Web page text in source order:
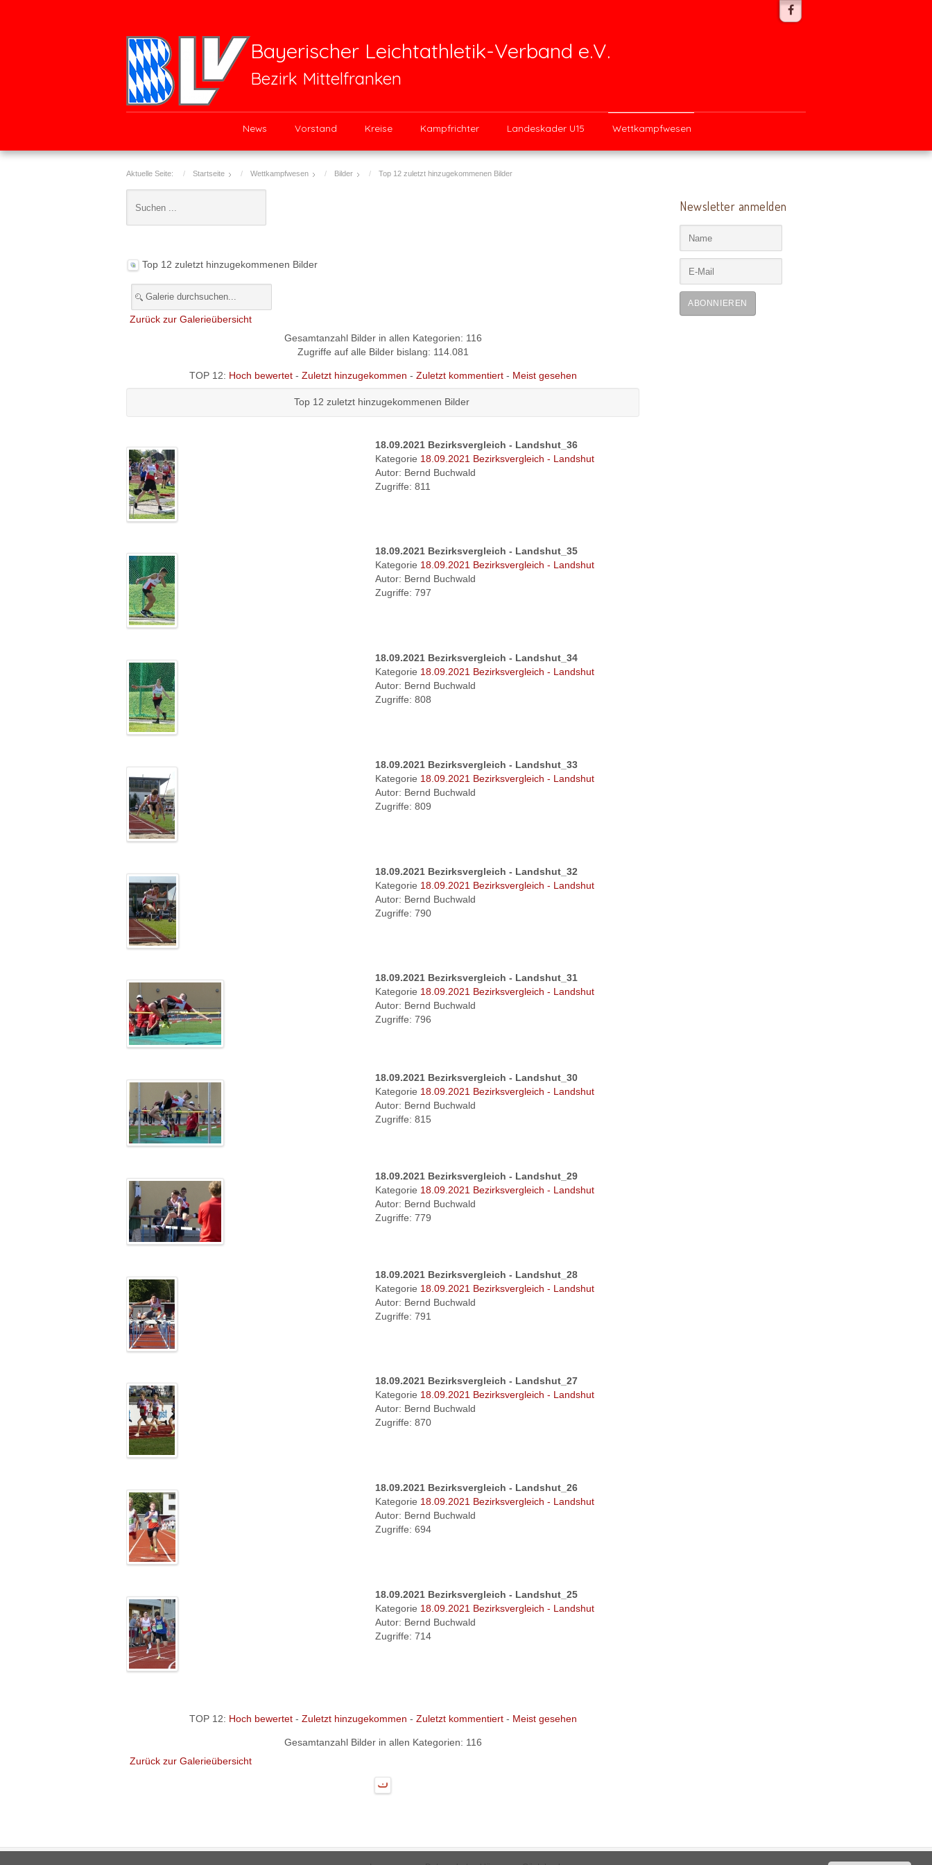
Bayerischer Leichtathletik-Verband e.V.
Bezirk Mittelfranken
News Vorstand Kreise Kampfrichter Landeskader U15 Wettkampfwesen
Aktuelle Seite: Startseite Wettkampfwesen Bilder Top 12 zuletzt hinzugekommenen Bilder
Newsletter anmelden
ABONNIEREN
Top 12 zuletzt hinzugekommenen Bilder
Zurück zur Galerieübersicht
Gesamtanzahl Bilder in allen Kategorien: 116
Zugriffe auf alle Bilder bislang: 114.081
TOP 12: Hoch bewertet- Zuletzt hinzugekommen - Zuletzt kommentiert- Meist gesehen
Top 12 zuletzt hinzugekommenen Bilder
18.09.2021 Bezirksvergleich - Landshut_36
Kategorie 18.09.2021 Bezirksvergleich - Landshut
Autor: Bernd Buchwald
Zugriffe: 811
18.09.2021 Bezirksvergleich - Landshut_35
Kategorie 18.09.2021 Bezirksvergleich - Landshut
Autor: Bernd Buchwald
Zugriffe: 797
18.09.2021 Bezirksvergleich - Landshut_34
Kategorie 18.09.2021 Bezirksvergleich - Landshut
Autor: Bernd Buchwald
Zugriffe: 808
18.09.2021 Bezirksvergleich - Landshut_33
Kategorie 18.09.2021 Bezirksvergleich - Landshut
Autor: Bernd Buchwald
Zugriffe: 809
18.09.2021 Bezirksvergleich - Landshut_32
Kategorie 18.09.2021 Bezirksvergleich - Landshut
Autor: Bernd Buchwald
Zugriffe: 790
18.09.2021 Bezirksvergleich - Landshut_31
Kategorie 18.09.2021 Bezirksvergleich - Landshut
Autor: Bernd Buchwald
Zugriffe: 796
18.09.2021 Bezirksvergleich - Landshut_30
Kategorie 18.09.2021 Bezirksvergleich - Landshut
Autor: Bernd Buchwald
Zugriffe: 815
18.09.2021 Bezirksvergleich - Landshut_29
Kategorie 18.09.2021 Bezirksvergleich - Landshut
Autor: Bernd Buchwald
Zugriffe: 779
18.09.2021 Bezirksvergleich - Landshut_28
Kategorie 18.09.2021 Bezirksvergleich - Landshut
Autor: Bernd Buchwald
Zugriffe: 791
18.09.2021 Bezirksvergleich - Landshut_27
Kategorie 18.09.2021 Bezirksvergleich - Landshut
Autor: Bernd Buchwald
Zugriffe: 870
18.09.2021 Bezirksvergleich - Landshut_26
Kategorie 18.09.2021 Bezirksvergleich - Landshut
Autor: Bernd Buchwald
Zugriffe: 694
18.09.2021 Bezirksvergleich - Landshut_25
Kategorie 18.09.2021 Bezirksvergleich - Landshut
Autor: Bernd Buchwald
Zugriffe: 714
TOP 12: Hoch bewertet- Zuletzt hinzugekommen - Zuletzt kommentiert- Meist gesehen
Gesamtanzahl Bilder in allen Kategorien: 116
Zurück zur Galerieübersicht